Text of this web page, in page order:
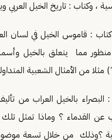
، وكتاب : تاريخ الخيل العربي
: قاموس الخيل في لسان
منظور مما يتعلق بالخيل
البصراء بالخيل العراب من
عن القدماء ؟ وماذا تمثل
؟وذلك من خلال تسعة